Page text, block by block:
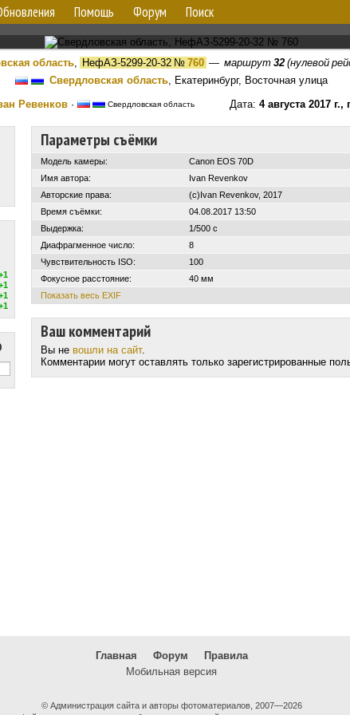
Помощь Форум Поиск
область, НефАЗ-5299-20-32№ 760 — маршрут 32(нулевой
Свердловская область, Екатеринбург, Восточная улица
Ревенков· Свердловская областьДата: 4 августа 2017 г.,
Параметры съёмки
Модель камеры:
Canon EOS 70D
Имя автора:
Ivan Revenkov
Авторские права:
(c)Ivan Revenkov, 2017
Время съёмки:
04.08.2017 13:50
Выдержка:
1/500 с
Диафрагменное число:
8
Чувствительность ISO:
100
Фокусное расстояние:
40 мм
Показать весь EXIF
Ваш комментарий
Вы не вошли на сайт.
Комментарии могут оставлять только зарегистрированные
Главная Форум
Правила
Мобильная версия
© Администрация сайта и авторы фотоматериалов, 2007—2026